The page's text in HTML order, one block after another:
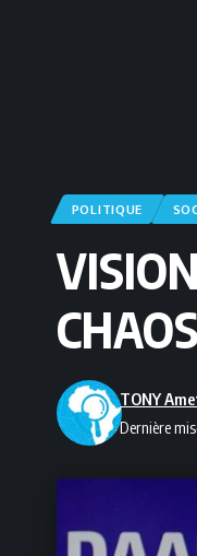
POLITIQUE
CHAOS
Dernière
TONY